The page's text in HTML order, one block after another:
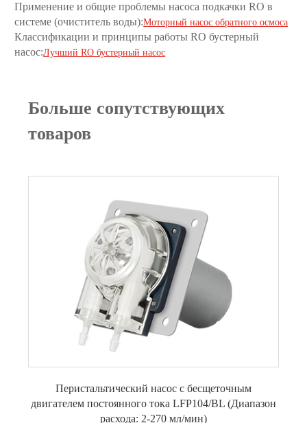
Применение и общие проблемы насоса подкачки RO в
системе (очиститель воды):Моторный насос обратного осмоса
Классификации и принципы работы RO бустерный
насос:Лучший RO бустерный насос
Больше сопутствующих
товаров
Перистальтический насос с бесщеточным
двигателем постоянного тока LFP104/BL (Диапазон
расхода: 2-270 мл/мин)